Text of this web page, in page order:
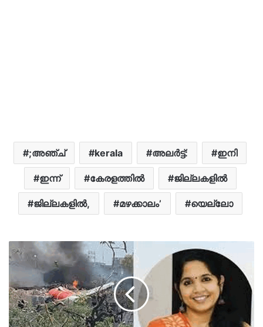
;അഞ്ച് kerala അലർട്ട്: ഇനി
ഇന്ന് കേരളത്തിൽ ജില്ലകളില്‍
ജില്ലകളില്‍, മഴക്കാലം’ യെല്ലോ